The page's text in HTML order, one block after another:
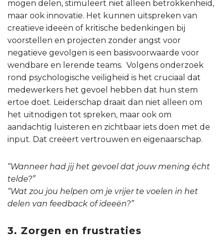
mogen delen, stimuleert niet alleen betrokkenheid,
maar ook innovatie. Het kunnen uitspreken van
creatieve ideeën of kritische bedenkingen bij
voorstellen en projecten zonder angst voor
negatieve gevolgen is een basisvoorwaarde voor
wendbare en lerende teams. Volgens onderzoek
rond psychologische veiligheid is het cruciaal dat
medewerkers het gevoel hebben dat hun stem
ertoe doet. Leiderschap draait dan niet alleen om
het uitnodigen tot spreken, maar ook om
aandachtig luisteren en zichtbaar iets doen met de
input. Dat creëert vertrouwen en eigenaarschap.
“Wanneer had jij het gevoel dat jouw mening écht
telde?”
“Wat zou jou helpen om je vrijer te voelen in het
delen van feedback of ideeën?”
3. Zorgen en frustraties